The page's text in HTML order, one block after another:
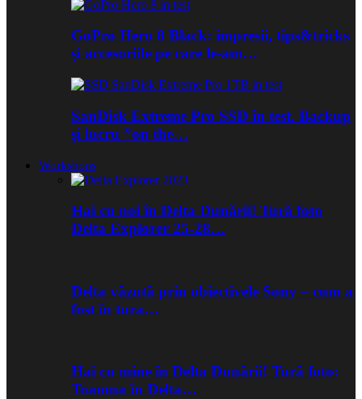
GoPro Hero 8 Black: impresii, tips&tricks
și accesoriile pe care le-am…
SanDisk Extreme Pro SSD în test. Backup
și lucru ”on the…
Workshops
Hai cu noi în Delta Dunării! Tură foto
Delta Explorer 25-28…
Delta văzută prin obiectivele Sony – cum a
fost în tura…
Hai cu mine în Delta Dunării! Tură foto:
Toamna în Delta…